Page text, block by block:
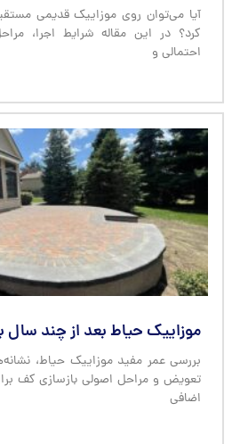
آیا می‌توان روی موزاییک قدیمی
کرد؟ در این مقاله شرایط اجرا،
احتمالی و
موزاییک حیاط بعد از چند
بررسی عمر مفید موزاییک حیاط،
تعویض و مراحل اصولی بازسازی کف
اضافی